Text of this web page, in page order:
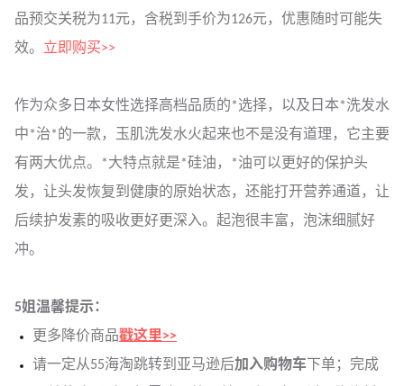
品预交关税为11元，含税到手价为126元，优惠随时可能失
效。 立即购买>>
作为众多日本女性选择高档品质的*选择，以及日本*洗发水
中*治*的一款，玉肌洗发水火起来也不是没有道理，它主要
有两大优点。*大特点就是*硅油，*油可以更好的保护头
发，让头发恢复到健康的原始状态，还能打开营养通道，让
后续护发素的吸收更好更深入。起泡很丰富，泡沫细腻好
冲。
5姐温馨提示：
更多降价商品戳这里>>
请一定从55海淘跳转到亚马逊后加入购物车 下单；完成